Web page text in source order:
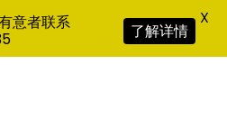
意者联系
了解详情
X